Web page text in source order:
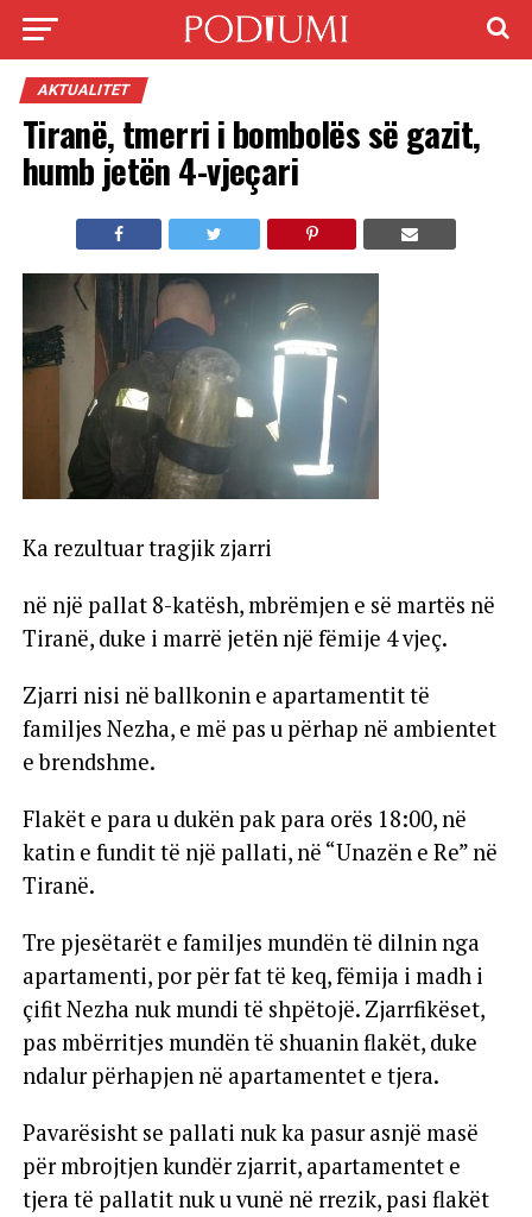
AKTUALITET
Tiranë, tmerri i bombolës së gazit,
humb jetën 4-vjeçari
Ka rezultuar tragjik zjarri
në një pallat 8-katësh, mbrëmjen e së martës në
Tiranë, duke i marrë jetën një fëmije 4 vjeç.
Zjarri nisi në ballkonin e apartamentit të
familjes Nezha, e më pas u përhap në ambientet
e brendshme.
Flakët e para u dukën pak para orës 18:00, në
katin e fundit të një pallati, në “Unazën e Re” në
Tiranë.
Tre pjesëtarët e familjes mundën të dilnin nga
apartamenti, por për fat të keq, fëmija i madh i
çifit Nezha nuk mundi të shpëtojë. Zjarrfikëset,
pas mbërritjes mundën të shuanin flakët, duke
ndalur përhapjen në apartamentet e tjera.
Pavarësisht se pallati nuk ka pasur asnjë masë
për mbrojtjen kundër zjarrit, apartamentet e
tjera të pallatit nuk u vunë në rrezik, pasi flakët